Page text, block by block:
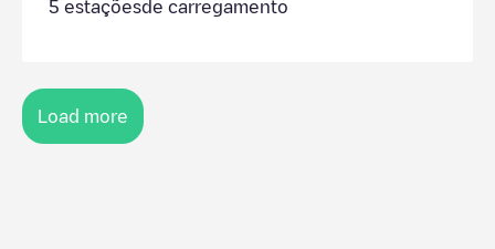
5 estaçõesde carregamento
Load more